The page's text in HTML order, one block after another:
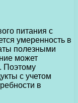
питания с
умеренность в
полезными
может
Поэтому
с учетом
в